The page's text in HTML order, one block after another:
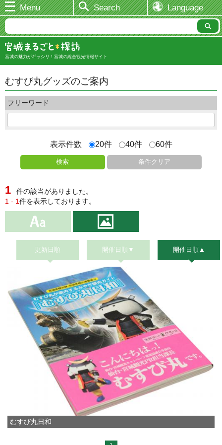
Menu Search Language
宮城の魅力がギッシリ！宮城の総合観光情報サイト
むすび丸グッズのご案内
フリーワード
表示件数 20件 40件 60件
検索 条件クリア
1
件の該当がありました。
1 - 1件を表示しております。
更新日順 開催日順▼ 開催日順▲
むすび丸日和